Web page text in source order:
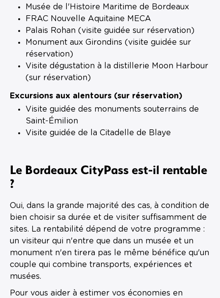
Musée de l'Histoire Maritime de Bordeaux
FRAC Nouvelle Aquitaine MECA
Palais Rohan (visite guidée sur réservation)
Monument aux Girondins (visite guidée sur
réservation)
Visite dégustation à la distillerie Moon Harbour
(sur réservation)
Excursions aux alentours (sur réservation)
Visite guidée des monuments souterrains de
Saint-Émilion
Visite guidée de la Citadelle de Blaye
Le Bordeaux CityPass est-il rentable
?
Oui, dans la grande majorité des cas, à condition de
bien choisir sa durée et de visiter suffisamment de
sites. La rentabilité dépend de votre programme :
un visiteur qui n'entre que dans un musée et un
monument n'en tirera pas le même bénéfice qu'un
couple qui combine transports, expériences et
musées.
Pour vous aider à estimer vos économies en